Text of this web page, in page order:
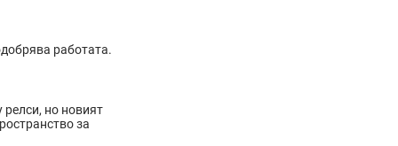
работата.
релси, но новият
за